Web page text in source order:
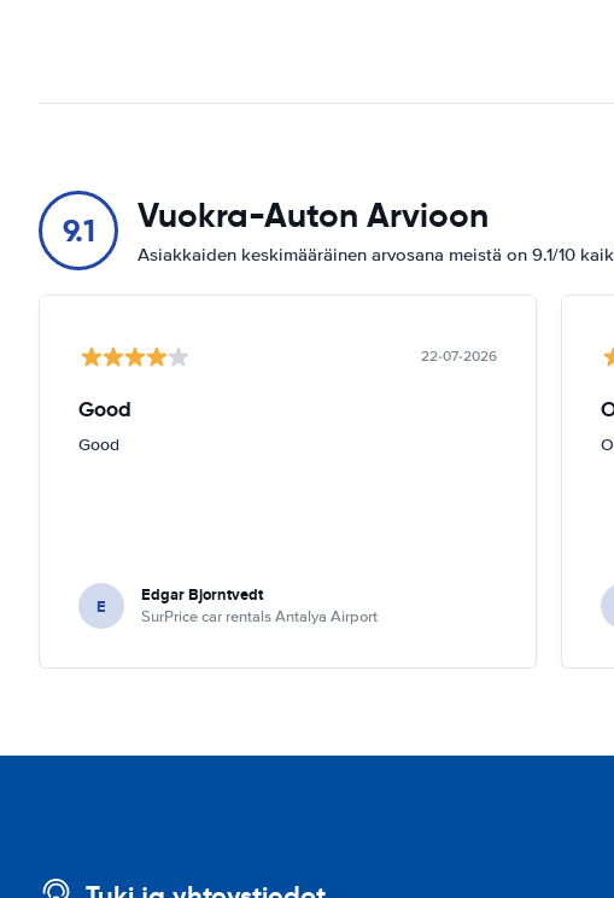
9.1 Vuokra-Auton Arvioon
Asiakkaiden keskimääräinen arvosana meistä on 9.1/10
22-07-2026
Good
Good
E Edgar Bjorntvedt
SurPrice car rentals Antalya Airport